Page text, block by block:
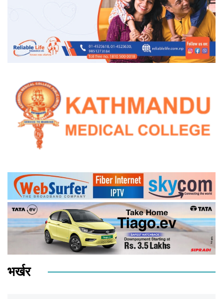
भर्खर